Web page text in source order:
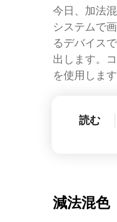
今日、加法
システムで
るデバイス
出します。
を使用します
読む
減法混色